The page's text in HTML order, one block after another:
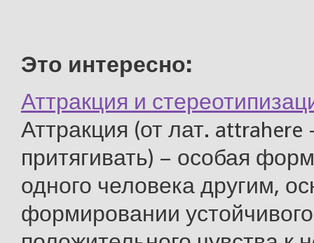
Это интересно:
Аттракция и
Аттракция (от лат. attrahere
притягивать) – особая
одного человека другим,
формировании